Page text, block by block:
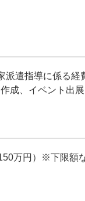
遣指導に係る
作成、イベント出
万円）※下限額